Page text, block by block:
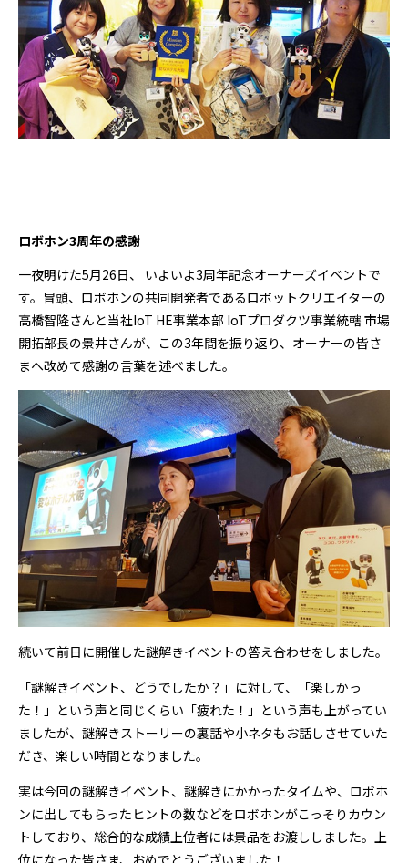
ロボホン3周年の感謝
一夜明けた5月26日、 いよいよ3周年記念オーナーズイベントで
す。冒頭、ロボホンの共同開発者であるロボットクリエイターの
高橋智隆さんと当社IoT HE事業本部 IoTプロダクツ事業統轄 市場
開拓部長の景井さんが、この3年間を振り返り、オーナーの皆さ
まへ改めて感謝の言葉を述べました。
続いて前日に開催した謎解きイベントの答え合わせをしました。
「謎解きイベント、どうでしたか？」に対して、「楽しかっ
た！」という声と同じくらい「疲れた！」という声も上がってい
ましたが、謎解きストーリーの裏話や小ネタもお話しさせていた
だき、楽しい時間となりました。
実は今回の謎解きイベント、謎解きにかかったタイムや、ロボホ
ンに出してもらったヒントの数などをロボホンがこっそりカウン
トしており、総合的な成績上位者には景品をお渡ししました。上
位になった皆さま、おめでとうございました！